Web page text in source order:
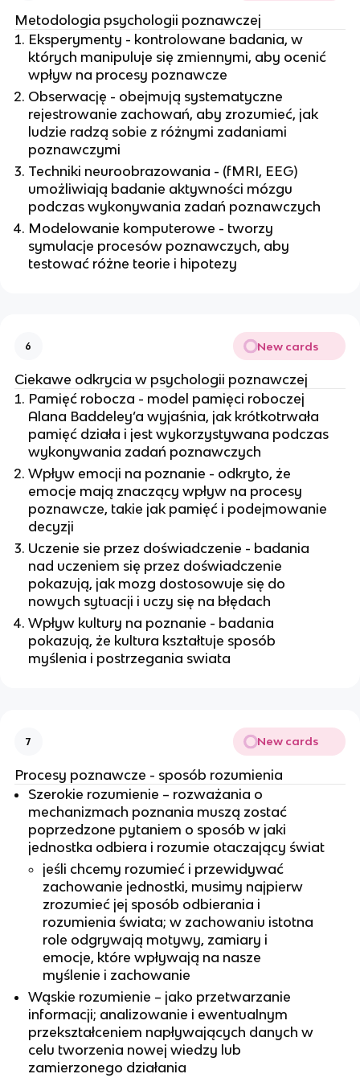
Metodologia psychologii poznawczej
Eksperymenty - kontrolowane badania, w
których manipuluje się zmiennymi, aby ocenić
wpływ na procesy poznawcze
Obserwację - obejmują systematyczne
rejestrowanie zachowań, aby zrozumieć, jak
ludzie radzą sobie z różnymi zadaniami
poznawczymi
Techniki neuroobrazowania - (fMRI, EEG)
umożliwiają badanie aktywności mózgu
podczas wykonywania zadań poznawczych
Modelowanie komputerowe - tworzy
symulacje procesów poznawczych, aby
testować różne teorie i hipotezy
6 New cards
Ciekawe odkrycia w psychologii poznawczej
Pamięć robocza - model pamięci roboczej
Alana Baddeley’a wyjaśnia, jak krótkotrwała
pamięć działa i jest wykorzystywana podczas
wykonywania zadań poznawczych
Wpływ emocji na poznanie - odkryto, że
emocje mają znaczący wpływ na procesy
poznawcze, takie jak pamięć i podejmowanie
decyzji
Uczenie sie przez doświadczenie - badania
nad uczeniem się przez doświadczenie
pokazują, jak mozg dostosowuje się do
nowych sytuacji i uczy się na błędach
Wpływ kultury na poznanie - badania
pokazują, że kultura kształtuje sposób
myślenia i postrzegania swiata
7 New cards
Procesy poznawcze - sposób rozumienia
Szerokie rozumienie – rozważania o
mechanizmach poznania muszą zostać
poprzedzone pytaniem o sposób w jaki
jednostka odbiera i rozumie otaczający świat
jeśli chcemy rozumieć i przewidywać
zachowanie jednostki, musimy najpierw
zrozumieć jej sposób odbierania i
rozumienia świata; w zachowaniu istotna
role odgrywają motywy, zamiary i
emocje, które wpływają na nasze
myślenie i zachowanie
Wąskie rozumienie – jako przetwarzanie
informacji; analizowanie i ewentualnym
przekształceniem napływających danych w
celu tworzenia nowej wiedzy lub
zamierzonego działania